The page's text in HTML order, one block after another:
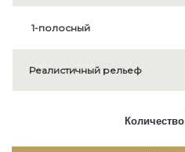
1-полосный
Реалистичный рельеф
Количество